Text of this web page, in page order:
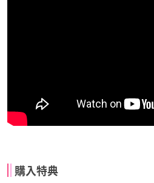
購入特典